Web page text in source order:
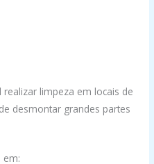
limpeza em locais de
desmontar grandes partes
em: